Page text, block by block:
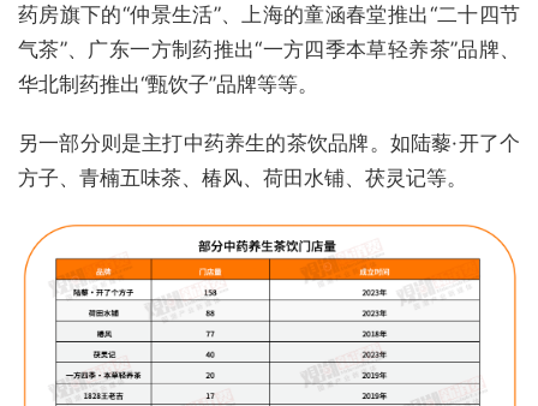
药房旗下的“仲景生活”、上海的童涵春堂推出“二十四节
气茶”、广东一方制药推出“一方四季本草轻养茶”品牌、
华北制药推出“甄饮子”品牌等等。
另一部分则是主打中药养生的茶饮品牌。如陆藜·开了个
方子、青楠五味茶、椿风、荷田水铺、茯灵记等。